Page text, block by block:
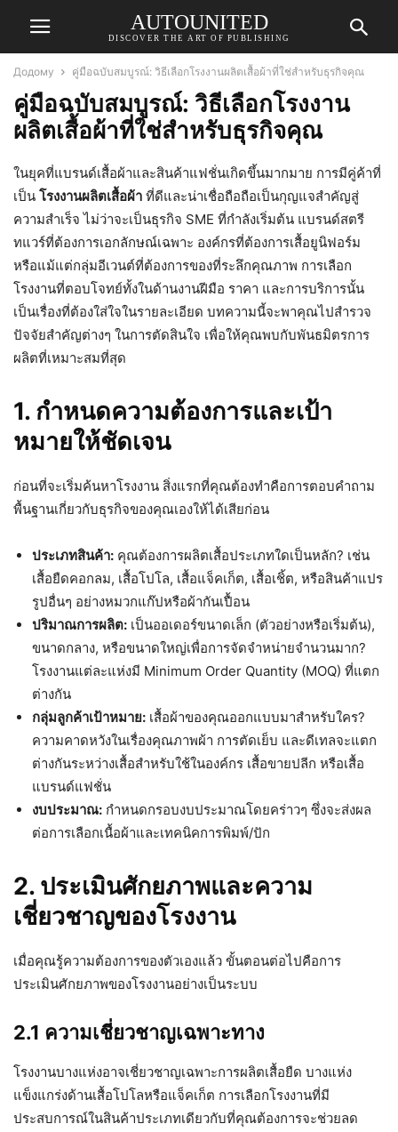
AUTOUNITED
DISCOVER THE ART OF PUBLISHING
Додому คู่มือฉบับสมบูรณ์: วิธีเลือกโรงงานผลิตเสื้อผ้าที่ใช่สำหรับธุรกิจคุณ
คู่มือฉบับสมบูรณ์: วิธีเลือกโรงงาน
ผลิตเสื้อผ้าที่ใช่สำหรับธุรกิจคุณ
ในยุคที่แบรนด์เสื้อผ้าและสินค้าแฟชั่นเกิดขึ้นมากมาย การมีคู่ค้าที่
เป็น โรงงานผลิตเสื้อผ้า ที่ดีและน่าเชื่อถือถือเป็นกุญแจสำคัญสู่
ความสำเร็จ ไม่ว่าจะเป็นธุรกิจ SME ที่กำลังเริ่มต้น แบรนด์สตรี
ทแวร์ที่ต้องการเอกลักษณ์เฉพาะ องค์กรที่ต้องการเสื้อยูนิฟอร์ม
หรือแม้แต่กลุ่มอีเวนต์ที่ต้องการของที่ระลึกคุณภาพ การเลือก
โรงงานที่ตอบโจทย์ทั้งในด้านงานฝีมือ ราคา และการบริการนั้น
เป็นเรื่องที่ต้องใส่ใจในรายละเอียด บทความนี้จะพาคุณไปสำรวจ
ปัจจัยสำคัญต่างๆ ในการตัดสินใจ เพื่อให้คุณพบกับพันธมิตรการ
ผลิตที่เหมาะสมที่สุด
1. กำหนดความต้องการและเป้า
หมายให้ชัดเจน
ก่อนที่จะเริ่มค้นหาโรงงาน สิ่งแรกที่คุณต้องทำคือการตอบคำถาม
พื้นฐานเกี่ยวกับธุรกิจของคุณเองให้ได้เสียก่อน
ประเภทสินค้า: คุณต้องการผลิตเสื้อประเภทใดเป็นหลัก? เช่น
เสื้อยืดคอกลม, เสื้อโปโล, เสื้อแจ็คเก็ต, เสื้อเชิ้ต, หรือสินค้าแปร
รูปอื่นๆ อย่างหมวกแก๊ปหรือผ้ากันเปื้อน
ปริมาณการผลิต: เป็นออเดอร์ขนาดเล็ก (ตัวอย่างหรือเริ่มต้น),
ขนาดกลาง, หรือขนาดใหญ่เพื่อการจัดจำหน่ายจำนวนมาก?
โรงงานแต่ละแห่งมี Minimum Order Quantity (MOQ) ที่แตก
ต่างกัน
กลุ่มลูกค้าเป้าหมาย: เสื้อผ้าของคุณออกแบบมาสำหรับใคร?
ความคาดหวังในเรื่องคุณภาพผ้า การตัดเย็บ และดีเทลจะแตก
ต่างกันระหว่างเสื้อสำหรับใช้ในองค์กร เสื้อขายปลีก หรือเสื้อ
แบรนด์แฟชั่น
งบประมาณ: กำหนดกรอบงบประมาณโดยคร่าวๆ ซึ่งจะส่งผล
ต่อการเลือกเนื้อผ้าและเทคนิคการพิมพ์/ปัก
2. ประเมินศักยภาพและความ
เชี่ยวชาญของโรงงาน
เมื่อคุณรู้ความต้องการของตัวเองแล้ว ขั้นตอนต่อไปคือการ
ประเมินศักยภาพของโรงงานอย่างเป็นระบบ
2.1 ความเชี่ยวชาญเฉพาะทาง
โรงงานบางแห่งอาจเชี่ยวชาญเฉพาะการผลิตเสื้อยืด บางแห่ง
แข็งแกร่งด้านเสื้อโปโลหรือแจ็คเก็ต การเลือกโรงงานที่มี
ประสบการณ์ในสินค้าประเภทเดียวกับที่คุณต้องการจะช่วยลด